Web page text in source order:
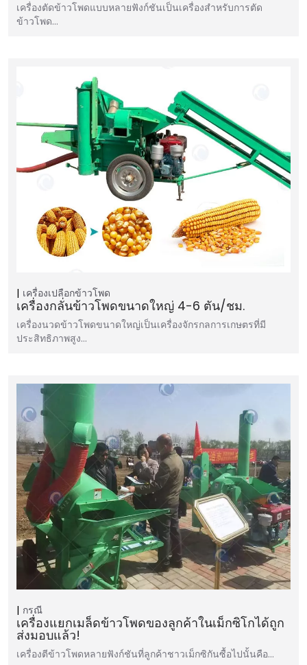
เครื่องตัดข้าวโพดแบบหลายฟังก์ชันเป็นเครื่องสำหรับการตัด
ข้าวโพด…
เครื่องเปลือกข้าวโพด
เครื่องกลั่นข้าวโพดขนาดใหญ่ 4-6 ตัน/ชม.
เครื่องนวดข้าวโพดขนาดใหญ่เป็นเครื่องจักรกลการเกษตรที่มี
ประสิทธิภาพสูง…
กรณี
เครื่องแยกเมล็ดข้าวโพดของลูกค้าในเม็กซิโกได้ถูก
ส่งมอบแล้ว!
เครื่องตีข้าวโพดหลายฟังก์ชันที่ลูกค้าชาวเม็กซิกันซื้อไปนั้นคือ…